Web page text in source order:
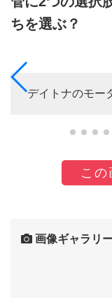
ちを選ぶ？
デイトナのモー
この
画像ギャラリ